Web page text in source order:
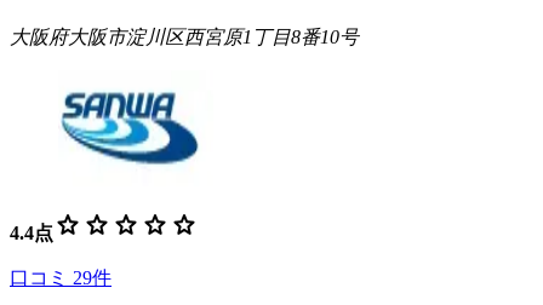
大阪府大阪市淀川区西宮原1丁目8番10号
4.4点 star star star star star
口コミ 29件